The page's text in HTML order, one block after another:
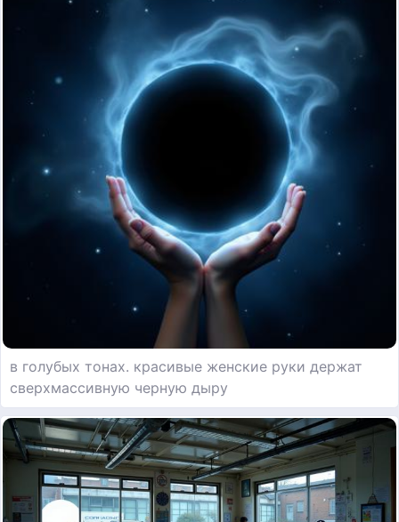
в голубых тонах. красивые женские руки держат
сверхмассивную черную дыру